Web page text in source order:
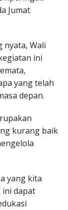
Jumat
nyata, Wali
ini
yang telah
depan.
kurang baik
yang kita
ini dapat